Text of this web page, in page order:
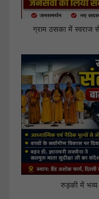
ग्राम ठसका में स्वराज
रुड़की में भव्य